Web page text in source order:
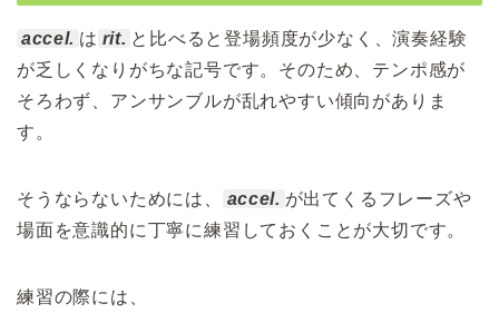
accel. は rit. と比べると登場頻度が少なく、演奏経験
が乏しくなりがちな記号です。そのため、テンポ感が
そろわず、アンサンブルが乱れやすい傾向がありま
す。
そうならないためには、 accel. が出てくるフレーズや
場面を意識的に丁寧に練習しておくことが大切です。
練習の際には、